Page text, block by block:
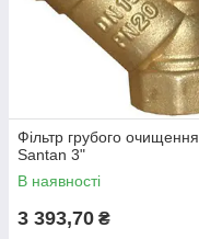
Фільтр грубого очищення
Santan 3"
В наявності
3 393,70 ₴